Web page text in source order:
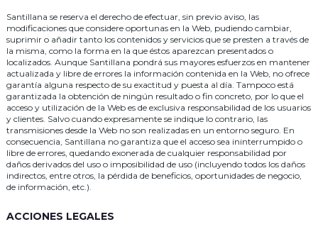
Santillana se reserva el derecho de efectuar, sin previo aviso, las
modificaciones que considere oportunas en la Web, pudiendo cambiar,
suprimir o añadir tanto los contenidos y servicios que se presten a través de
la misma, como la forma en la que éstos aparezcan presentados o
localizados. Aunque Santillana pondrá sus mayores esfuerzos en mantener
actualizada y libre de errores la información contenida en la Web, no ofrece
garantía alguna respecto de su exactitud y puesta al día. Tampoco está
garantizada la obtención de ningún resultado o fin concreto, por lo que el
acceso y utilización de la Web es de exclusiva responsabilidad de los usuarios
y clientes. Salvo cuando expresamente se indique lo contrario, las
transmisiones desde la Web no son realizadas en un entorno seguro. En
consecuencia, Santillana no garantiza que el acceso sea ininterrumpido o
libre de errores, quedando exonerada de cualquier responsabilidad por
daños derivados del uso o imposibilidad de uso (incluyendo todos los daños
indirectos, entre otros, la pérdida de beneficios, oportunidades de negocio,
de información, etc.).
ACCIONES LEGALES